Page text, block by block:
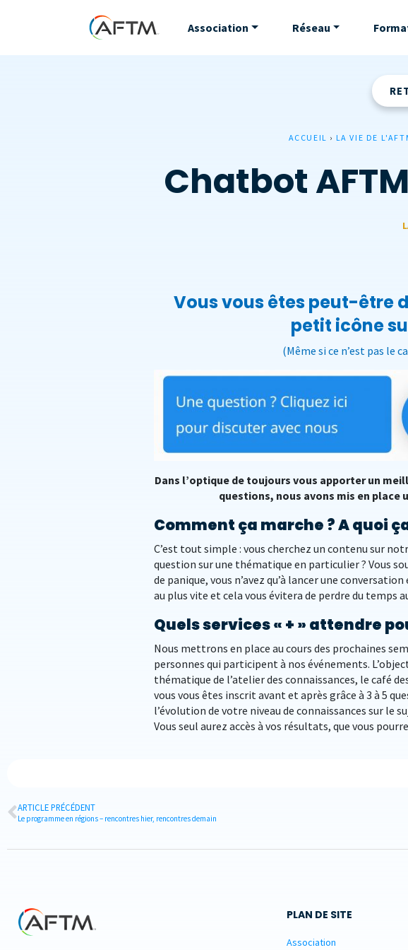
Association Réseau
ACCUEIL › LA VIE DE
Chatbot
Vous vous êtes peut-être
petit icône
(Même si ce n’est pas le
Dans l’optique de toujours vous apporter un
questions, nous avons mis en place
Comment ça marche ? A quoi
C’est tout simple : vous cherchez un contenu sur
question sur une thématique en particulier ? Vous
de panique, vous n’avez qu’à lancer une
au plus vite et cela vous évitera de perdre du temps
Quels services « + » attendre
Nous mettrons en place au cours des prochaines
personnes qui participent à nos événements.
thématique de l’atelier des connaissances, le café
vous vous êtes inscrit avant et après grâce à 3 à 5
l’évolution de votre niveau de connaissances sur le
Vous seul aurez accès à vos résultats, que vous
ARTICLE PRÉCÉDENT
Le programme en régions – rencontres hier, rencontres demain
PLAN DE SITE
Association